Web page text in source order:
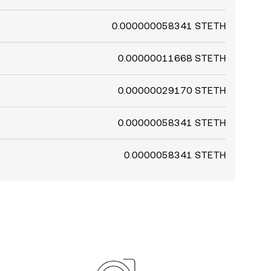
0.000000058341 STETH
0.00000011668 STETH
0.00000029170 STETH
0.00000058341 STETH
0.0000058341 STETH